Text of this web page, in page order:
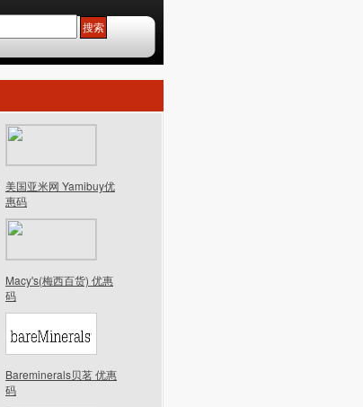
美国亚米网 Yamibuy优
惠码
Macy's(梅西百货) 优惠
码
Bareminerals贝茗 优惠
码